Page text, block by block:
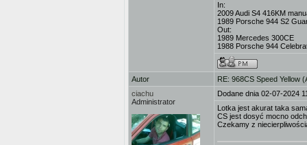
In:
2009 Audi S4 416KM
1989 Porsche 944 S2
Out:
1989 Mercedes 300CE
1988 Porsche 944
Autor
RE: 968CS Speed Yellow
ciachu
Administrator
Dodane dnia 02-07-2024
Lotka jest akurat taka
CS jest dosyć mocno
Czekamy z